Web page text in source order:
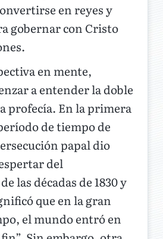
en reyes y
gobernar con Cristo
en mente,
a entender la doble
profecía. En la primera
de tiempo de
papal dio
del
las décadas de 1830 y
que en la gran
el mundo entró en